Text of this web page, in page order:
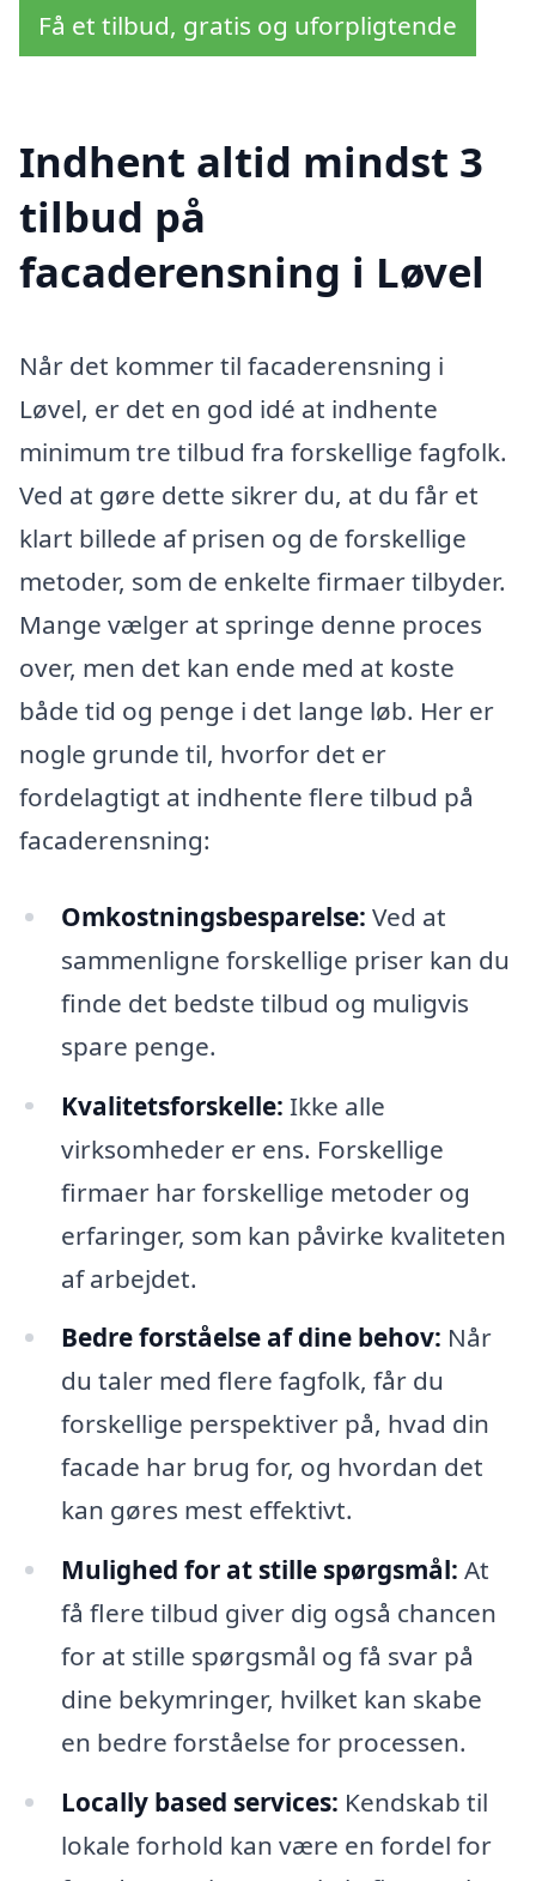
Få et tilbud, gratis og uforpligtende
Indhent altid mindst 3
tilbud på
facaderensning i Løvel
Når det kommer til facaderensning i
Løvel, er det en god idé at indhente
minimum tre tilbud fra forskellige fagfolk.
Ved at gøre dette sikrer du, at du får et
klart billede af prisen og de forskellige
metoder, som de enkelte firmaer tilbyder.
Mange vælger at springe denne proces
over, men det kan ende med at koste
både tid og penge i det lange løb. Her er
nogle grunde til, hvorfor det er
fordelagtigt at indhente flere tilbud på
facaderensning:
Omkostningsbesparelse: Ved at
sammenligne forskellige priser kan du
finde det bedste tilbud og muligvis
spare penge.
Kvalitetsforskelle: Ikke alle
virksomheder er ens. Forskellige
firmaer har forskellige metoder og
erfaringer, som kan påvirke kvaliteten
af arbejdet.
Bedre forståelse af dine behov: Når
du taler med flere fagfolk, får du
forskellige perspektiver på, hvad din
facade har brug for, og hvordan det
kan gøres mest effektivt.
Mulighed for at stille spørgsmål: At
få flere tilbud giver dig også chancen
for at stille spørgsmål og få svar på
dine bekymringer, hvilket kan skabe
en bedre forståelse for processen.
Locally based services: Kendskab til
lokale forhold kan være en fordel for